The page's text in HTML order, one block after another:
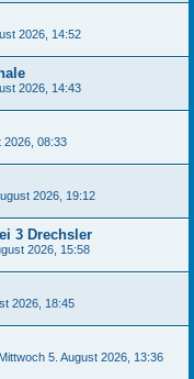
2026, 14:52
2026, 14:43
2026, 08:33
2026, 19:12
3 Drechsler
2026, 15:58
2026, 18:45
Mittwoch 5. August 2026, 13:36